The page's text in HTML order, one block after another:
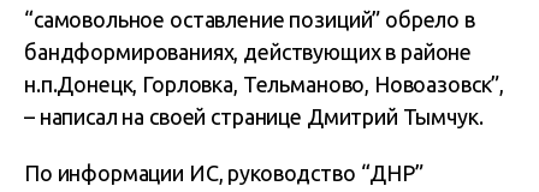
“самовольное оставление позиций” обрело в
бандформированиях, действующих в районе
н.п.Донецк, Горловка, Тельманово, Новоазовск”,
– написал на своей странице Дмитрий Тымчук.
По информации ИС, руководство “ДНР”